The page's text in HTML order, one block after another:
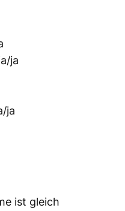
ja
ja
ist gleich